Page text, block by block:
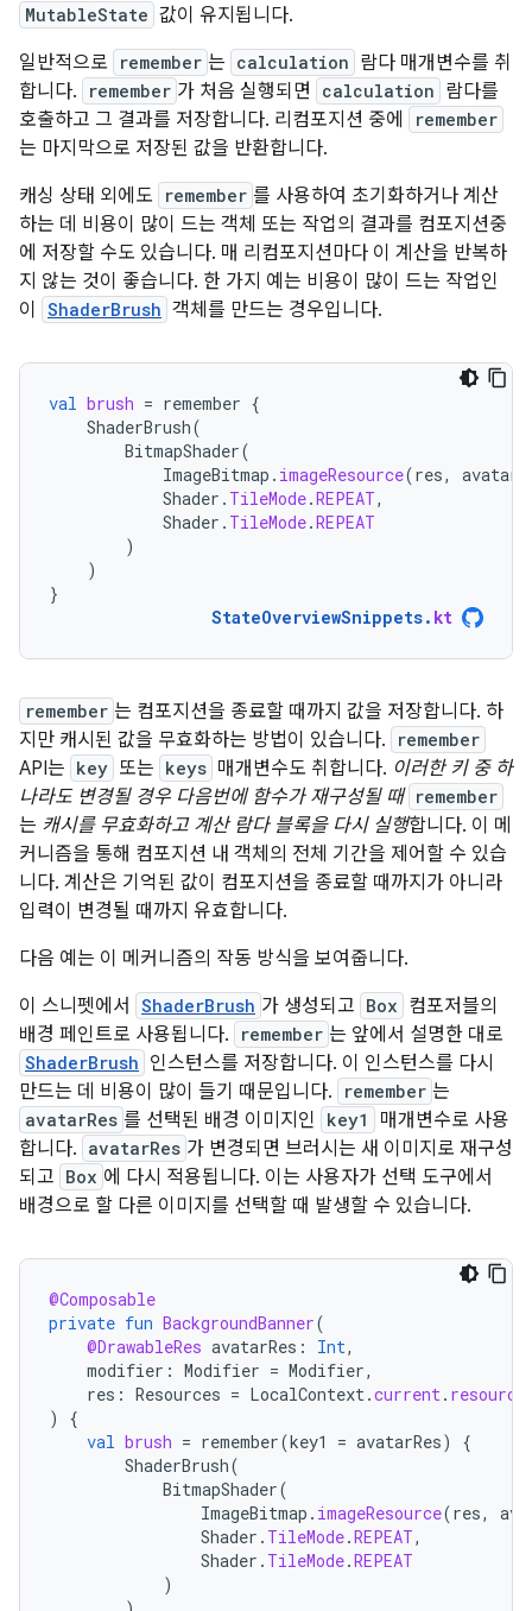
MutableState 값이 유지됩니다.
일반적으로
remember 는 calculation 람다 매개변수를 취
합니다.
remember 가 처음 실행되면 calculation 람다를
호출하고 그 결과를 저장합니다. 리컴포지션 중에
remember
는 마지막으로 저장된 값을 반환합니다.
캐싱 상태 외에도
remember 를 사용하여 초기화하거나 계산
하는 데 비용이 많이 드는 객체 또는 작업의 결과를 컴포지션중
에 저장할 수도 있습니다. 매 리컴포지션마다 이 계산을 반복하
지 않는 것이 좋습니다. 한 가지 예는 비용이 많이 드는 작업인
이
ShaderBrush 객체를 만드는 경우입니다.
val brush = remember {
ShaderBrush(
BitmapShader(
ImageBitmap . imageResource(res,
Shader . TileMode.REPEAT,
Shader . TileMode.REPEAT
)
)
}
StateOverviewSnippets. kt
remember 는 컴포지션을 종료할 때까지 값을 저장합니다. 하
지만 캐시된 값을 무효화하는 방법이 있습니다.
remember
API는 key 또는 keys 매개변수도 취합니다. 이러한 키 중 하
나라도 변경될 경우 다음번에 함수가 재구성될 때 remember
는 캐시를 무효화하고 계산 람다 블록을 다시 실행합니다. 이 메
커니즘을 통해 컴포지션 내 객체의 전체 기간을 제어할 수 있습
니다. 계산은 기억된 값이 컴포지션을 종료할 때까지가 아니라
입력이 변경될 때까지 유효합니다.
다음 예는 이 메커니즘의 작동 방식을 보여줍니다.
이 스니펫에서
ShaderBrush 가 생성되고 Box 컴포저블의
배경 페인트로 사용됩니다.
remember 는 앞에서 설명한 대로
ShaderBrush 인스턴스를 저장합니다. 이 인스턴스를 다시
만드는 데 비용이 많이 들기 때문입니다.
remember 는
avatarRes 를 선택된 배경 이미지인 key1
매개변수로 사용
합니다. avatarRes 가 변경되면 브러시는 새 이미지로 재구성
되고 Box 에 다시 적용됩니다. 이는 사용자가 선택 도구에서
배경으로 할 다른 이미지를 선택할 때 발생할 수 있습니다.
@Composable
private fun BackgroundBanner(
@DrawableRes avatarRes : Int,
modifier : Modifier = Modifier,
res : Resources = LocalContext .current .
)
{
val brush = remember(key1 = avatarRes)
{
ShaderBrush(
BitmapShader(
ImageBitmap . imageResource(res,
Shader . TileMode.REPEAT,
Shader . TileMode.REPEAT
)